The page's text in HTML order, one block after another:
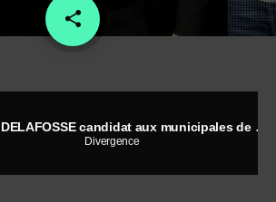
share
email
Mickaël DELAFOSSE candidat aux municipales de MONTPELLIER pour la liste LA GAUCHE QUI NOUS RASSEMBLE !
Divergence